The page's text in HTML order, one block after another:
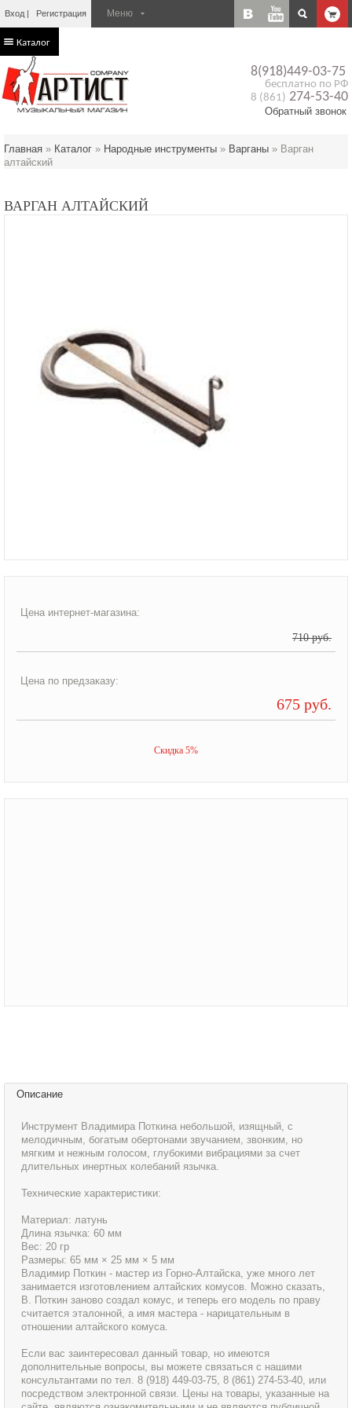
Вход Регистрация
8(918)449-03-75
бесплатно по РФ
8 (861) 274-53-40
Обратный звонок
Каталог
Главная » Каталог » Народные инструменты » Варганы » Варган
алтайский
ВАРГАН АЛТАЙСКИЙ
Цена интернет-магазина:
710 руб.
Цена по предзаказу:
675 руб.
Скидка 5%
Описание
Инструмент Владимира Поткина небольшой, изящный, с
мелодичным, богатым обертонами звучанием, звонким, но
мягким и нежным голосом, глубокими вибрациями за счет
длительных инертных колебаний язычка.
Технические характеристики:
Материал: латунь
Длина язычка: 60 мм
Вес: 20 гр
Размеры: 65 мм × 25 мм × 5 мм
Владимир Поткин - мастер из Горно-Алтайска, уже много лет
занимается изготовлением алтайских комусов. Можно сказать,
В. Поткин заново создал комус, и теперь его модель по праву
считается эталонной, а имя мастера - нарицательным в
отношении алтайского комуса.
Если вас заинтересовал данный товар, но имеются
дополнительные вопросы, вы можете связаться с нашими
консультантами по тел. 8 (918) 449-03-75, 8 (861) 274-53-40, или
посредством электронной связи. Цены на товары, указанные на